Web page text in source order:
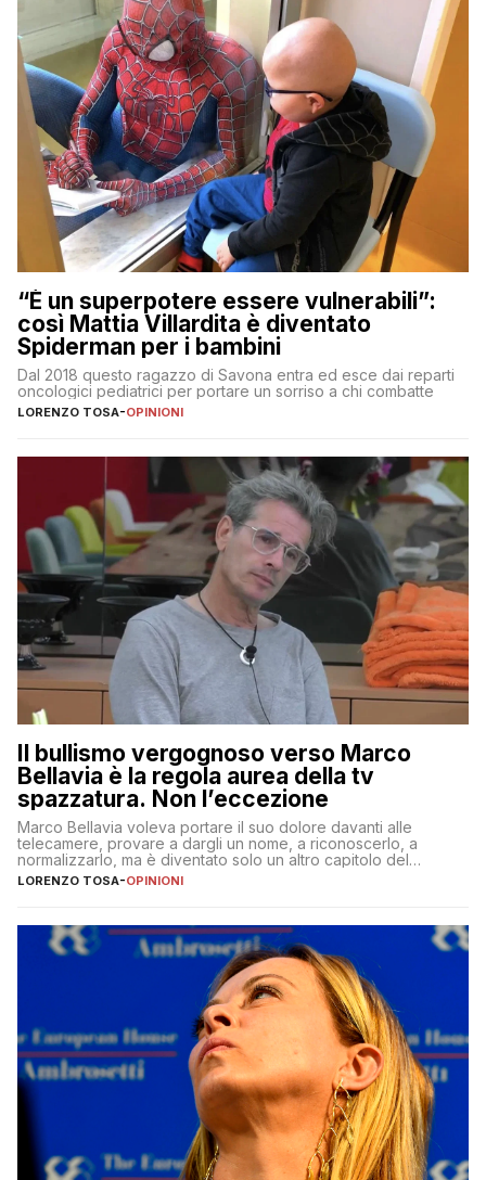
“È un superpotere essere vulnerabili”:
così Mattia Villardita è diventato
Spiderman per i bambini
Dal 2018 questo ragazzo di Savona entra ed esce dai reparti
oncologici pediatrici per portare un sorriso a chi combatte
LORENZO TOSA-OPINIONI
Il bullismo vergognoso verso Marco
Bellavia è la regola aurea della tv
spazzatura. Non l’eccezione
Marco Bellavia voleva portare il suo dolore davanti alle
telecamere, provare a dargli un nome, a riconoscerlo, a
normalizzarlo, ma è diventato solo un altro capitolo del
copione
LORENZO TOSA-OPINIONI